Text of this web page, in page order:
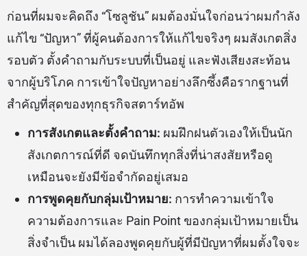
ก่อนที่ผมจะคิดถึง “โซลูชัน” ผมต้องมั่นใจก่อนว่าผมกำลัง
แก้ไข “ปัญหา” ที่ผู้คนต้องการให้แก้ไขจริงๆ ผมสังเกตสิ่ง
รอบตัว ตั้งคำถามกับระบบที่เป็นอยู่ และฟังเสียงสะท้อน
จากผู้บริโภค การเข้าใจปัญหาอย่างลึกซึ้งคือรากฐานที่
สำคัญที่สุดของทุกธุรกิจสตาร์ทอัพ
การสังเกตและตั้งคำถาม: ผมฝึกฝนตัวเองให้เป็นนัก
สังเกตการณ์ที่ดี จดบันทึกทุกสิ่งที่น่าสงสัยหรือดู
เหมือนจะยังมีข้อจำกัดอยู่เสมอ
การพูดคุยกับกลุ่มเป้าหมาย: การทำความเข้าใจ
ความต้องการและ Pain Point ของกลุ่มเป้าหมายเป็น
สิ่งจำเป็น ผมได้ลองพูดคุยกับผู้ที่มีปัญหาที่ผมตั้งใจจะ